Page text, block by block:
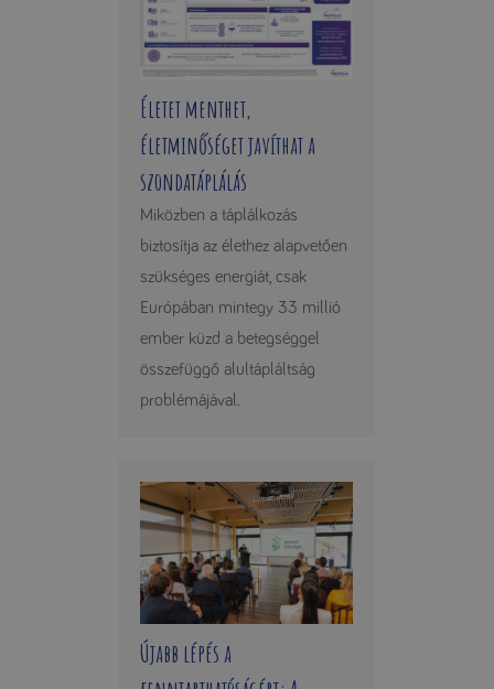
Életet menthet,
életminőséget javíthat a
szondatáplálás
Miközben a táplálkozás
biztosítja az élethez alapvetően
szükséges energiát, csak
Európában mintegy 33 millió
ember küzd a betegséggel
összefüggő alultápláltság
problémájával.
Újabb lépés a